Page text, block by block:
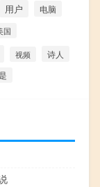
用户 电脑
国
视频 诗人